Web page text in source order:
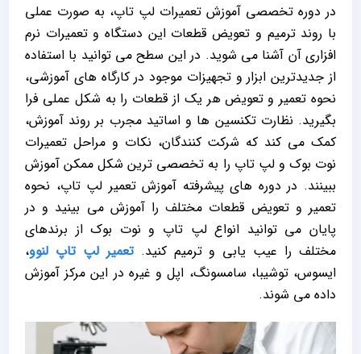
در دوره تخصصی آموزش تعمیرات لپ تاپ، به صورت عملی
با روند ترمیم و تعویض قطعات این دستگاه و تعمیرات نرم
افزاری آن آشنا می شوید. در این سطح می توانید با استفاده
از جدیدترین ابزار و تجهیزات موجود در کارگاه های آموزشی،
نحوه تعمیر و تعویض هر یک از قطعات را به شکل عملی فرا
بگیرید. نظارت تکنسین ها و اساتید مجرب بر روند آموزش،
کمک می کند که شرکت کنندگان، نکات و مراحل تعمیرات
نوت بوک و لپ تاپ را به تخصصی ترین شکل ممکن آموزش
ببینند. در دوره های پیشرفته آموزش تعمیر لپ تاپ، نحوه
تعمیر و تعویض قطعات مختلف را آموزش می بینید و در
پایان می توانید انواع لپ تاپ و نوت بوک از برندهای
مختلف را عیب یابی و ترمیم کنید.تعمیر لپ تاپ لنوو،
ایسوس، توشیبا، سامسونگ، اپل و غیره در این مرکز آموزش
داده می شوند.